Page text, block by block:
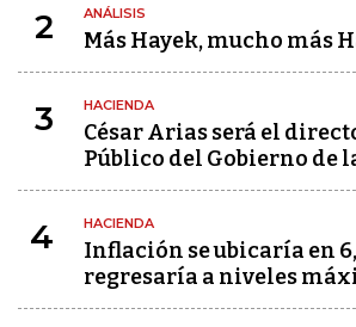
2 ANÁLISIS
Más Hayek, mucho más
3 HACIENDA
César Arias será el
Público del Gobierno de
4 HACIENDA
Inflación se ubicaría en
regresaría a niveles